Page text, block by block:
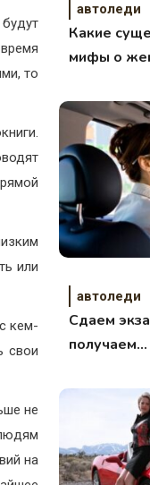
то
или
кем-
свои
не
на
автоледи
Какие
мифы о
автоледи
Сдаем
получаем
Описание
экзамена